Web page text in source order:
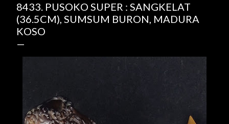
8433. PUSOKO SUPER : SANGKELAT
(36.5CM), SUMSUM BURON, MADURA
KOSO